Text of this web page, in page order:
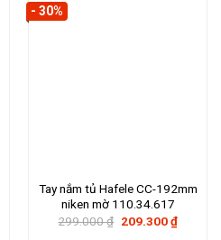
- 30%
Tay nắm tủ Hafele CC-192mm
niken mờ 110.34.617
299.000₫ Giá
209.300₫Giá
hiện